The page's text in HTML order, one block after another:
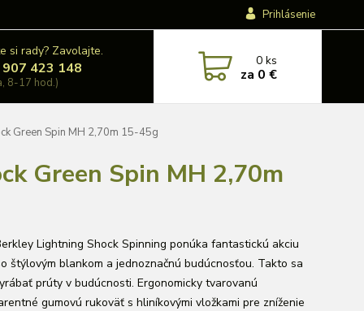
Prihlásenie
si rady? Zavolajte.
423 148
8-17 hod.)
0ks
za 0 €
Green Spin MH 2,70m 15-45g
Green Spin MH 2,70m
Lightning Shock Spinning ponúka fantastickú akciu
štýlovým blankom a jednoznačnú budúcnosťou. Takto sa
prúty v budúcnosti. Ergonomicky tvarovanú
gumovú rukoväť s hliníkovými vložkami pre zníženie